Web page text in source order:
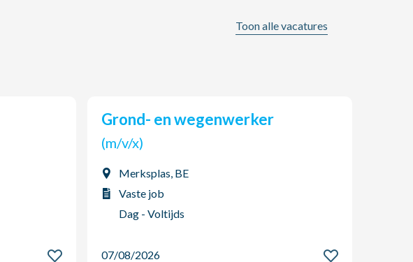
Toon alle vacatures
Grond- en wegenwerker
(m/v/x)
Merksplas, BE
Vaste job
Dag - Voltijds
07/08/2026